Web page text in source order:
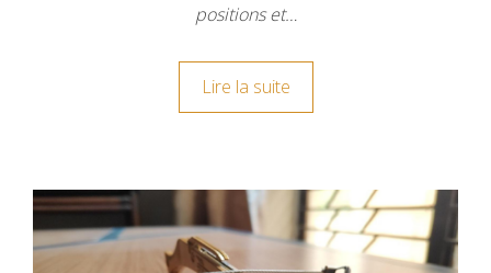
positions et…
Lire la suite